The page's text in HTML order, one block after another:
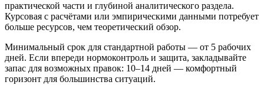
практической части и глубиной аналитического раздела.
Курсовая с расчётами или эмпирическими данными потребует
больше ресурсов, чем теоретический обзор.
Минимальный срок для стандартной работы — от 5 рабочих
дней. Если впереди нормоконтроль и защита, закладывайте
запас для возможных правок: 10–14 дней — комфортный
горизонт для большинства ситуаций.